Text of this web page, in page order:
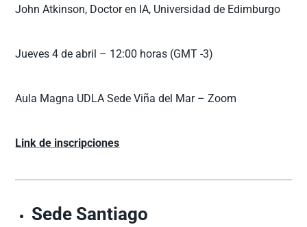
John Atkinson, Doctor en IA, Universidad de Edimburgo
Jueves 4 de abril – 12:00 horas (GMT -3)
Aula Magna UDLA Sede Viña del Mar – Zoom
Link de inscripciones
Sede Santiago